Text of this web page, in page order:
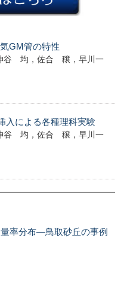
GM管の特性
谷 均，佐合 穣，早川一
入による各種理科実験
谷 均，佐合 穣，早川一
率分布—鳥取砂丘の事例